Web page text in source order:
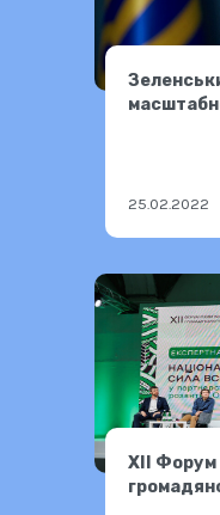
25.02.2022
XII Форум